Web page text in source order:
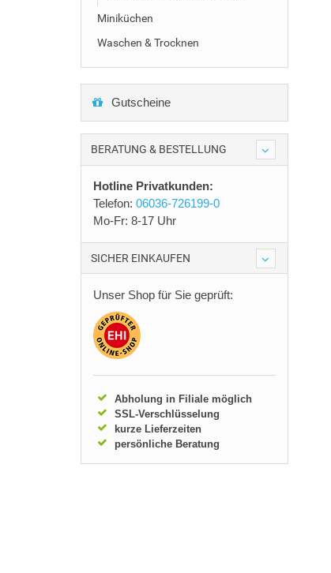
Miniküchen
Waschen & Trocknen
Gutscheine
BERATUNG & BESTELLUNG
Hotline Privatkunden:
Telefon: 06036-726199-0
Mo-Fr: 8-17 Uhr
SICHER EINKAUFEN
Unser Shop für Sie geprüft:
Abholung in Filiale möglich
SSL-Verschlüsselung
kurze Lieferzeiten
persönliche Beratung